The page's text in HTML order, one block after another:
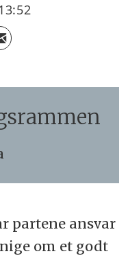
partene ansvar
om et godt